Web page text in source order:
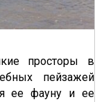
просторы в
пейзажей
ее фауну и ее